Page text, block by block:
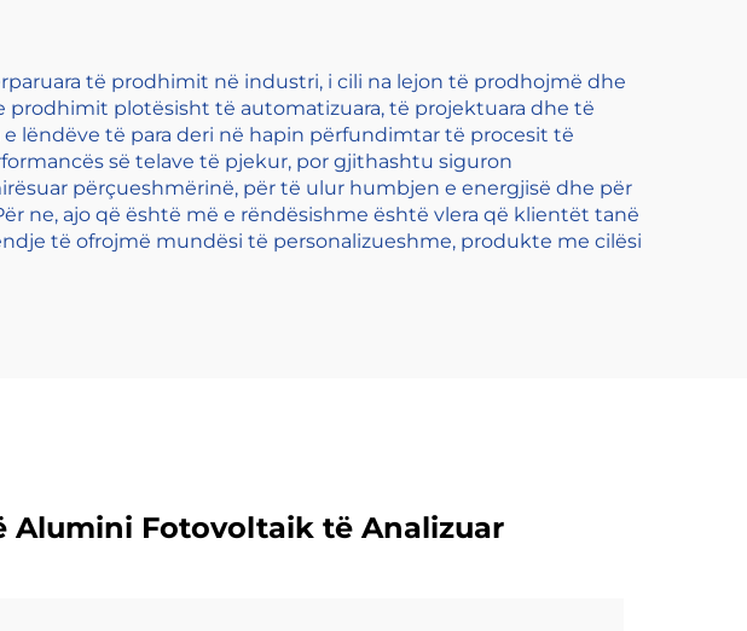
të prodhimit në industri, i cili na lejon të prodhojmë dhe
plotësisht të automatizuara, të projektuara dhe të
lëndëve të para deri në hapin përfundimtar të procesit të
së telave të pjekur, por gjithashtu siguron
përçueshmërinë, për të ulur humbjen e energjisë dhe për
ne, ajo që është më e rëndësishme është vlera që klientët tanë
të ofrojmë mundësi të personalizueshme, produkte me cilësi
Alumini Fotovoltaik të Analizuar